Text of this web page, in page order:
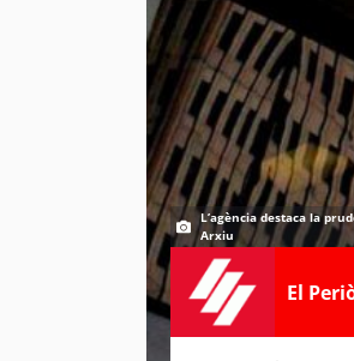
L’agència destaca la
Arxiu
El